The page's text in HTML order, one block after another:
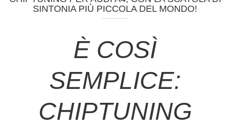
SINTONIA PIÙ PICCOLA DEL MONDO!
È COSÌ
SEMPLICE:
CHIPTUNING